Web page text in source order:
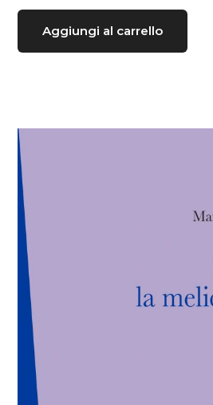
Aggiungi al carrello